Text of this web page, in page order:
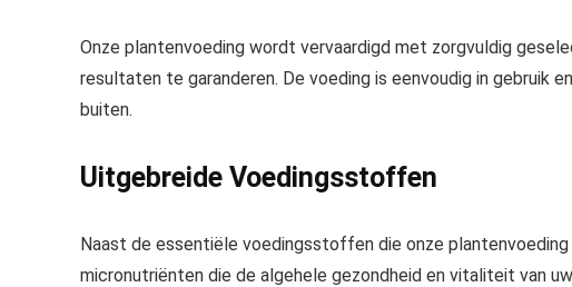
Onze plantenvoeding wordt vervaardigd met zorgvuldig
resultaten te garanderen. De voeding is eenvoudig in gebruik
buiten.
Uitgebreide Voedingsstoffen
Naast de essentiële voedingsstoffen die onze
micronutriënten die de algehele gezondheid en vitaliteit van